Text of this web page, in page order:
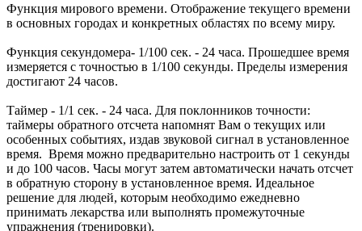
Функция мирового времени. Отображение текущего времени
в основных городах и конкретных областях по всему миру.
Функция секундомера- 1/100 сек. - 24 часа. Прошедшее время
измеряется с точностью в 1/100 секунды. Пределы измерения
достигают 24 часов.
Таймер - 1/1 сек. - 24 часа. Для поклонников точности:
таймеры обратного отсчета напомнят Вам о текущих или
особенных событиях, издав звуковой сигнал в установленное
время. Время можно предварительно настроить от 1 секунды
и до 100 часов. Часы могут затем автоматически начать отсчет
в обратную сторону в установленное время. Идеальное
решение для людей, которым необходимо ежедневно
принимать лекарства или выполнять промежуточные
упражнения (тренировки).